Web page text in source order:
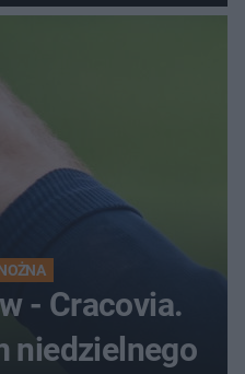
- Cracovia.
niedzielnego